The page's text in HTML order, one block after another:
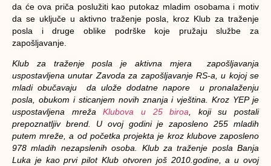
da će ova priča poslužiti kao putokaz mladim osobama i motiv
da se uključe u aktivno traženje posla, kroz Klub za traženje
posla i druge oblike podrške koje pružaju službe za
zapošljavanje.
Klub za traženje posla je aktivna mjera zapošljavanja
uspostavljena unutar Zavoda za zapošljavanje RS-a, u kojoj se
mladi obučavaju da ulože dodatne napore u pronalaženju
posla, obukom i sticanjem novih znanja i vještina. Kroz YEP je
uspostavljena mrežaKlubova u 25 biroa, koji su postali
prepoznatljiv brend. U ovoj godini je zaposleno 255 mladih
putem mreže, a od početka projekta je kroz klubove zaposleno
978 mladih nezapslenih osoba. Klub za traženje posla Banja
Luka je kao prvi pilot Klub otvoren još 2010.godine, a u ovoj